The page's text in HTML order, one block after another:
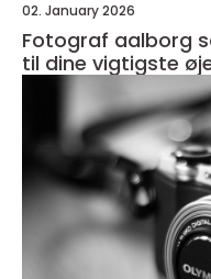
02. January 2026
Fotograf aalborg sådan vælger du den rette
til dine vigtigste